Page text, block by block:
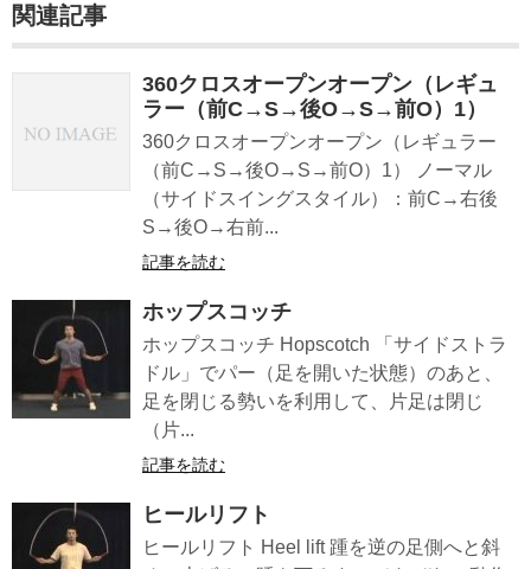
関連記事
360クロスオープンオープン（レギュ
ラー（前C→S→後O→S→前O）1）
360クロスオープンオープン（レギュラー
（前C→S→後O→S→前O）1） ノーマル
（サイドスイングスタイル）：前C→右後
S→後O→右前...
記事を読む
ホップスコッチ
ホップスコッチ Hopscotch 「サイドストラ
ドル」でパー（足を開いた状態）のあと、
足を閉じる勢いを利用して、片足は閉じ
（片...
記事を読む
ヒールリフト
ヒールリフト Heel lift 踵を逆の足側へと斜